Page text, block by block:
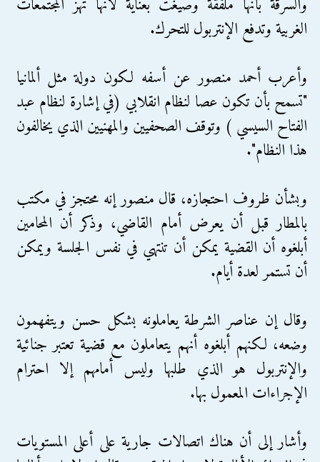
الغربية وتدفع الإنتربول للتحرك.
وأعرب أحمد منصور عن أسفه لكون دولة مثل ألمانيا
"تسمح بأن تكون عصا لنظام انقلابي (في إشارة لنظام عبد
الفتاح السيسي ) وتوقف الصحفيين والمهنيين الذي يخالفون
هذا النظام".
وبشأن ظروف احتجازه، قال منصور إنه محتجز في مكتب
بالمطار قبل أن يعرض أمام القاضي، وذكر أن المحامين
أبلغوه أن القضية يمكن أن تنتهي في نفس الجلسة ويمكن
أن تستمر لعدة أيام.
وقال إن عناصر الشرطة يعاملونه بشكل حسن ويتفهمون
وضعه، لكنهم أبلغوه أنهم يتعاملون مع قضية تعتبر جنائية
والإنتربول هو الذي طلبها وليس أمامهم إلا احترام
الإجراءات المعمول بها.
وأشار إلى أن هناك اتصالات جارية على أعلى المستويات